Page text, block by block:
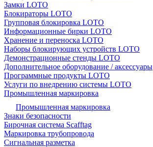
Замки LOTO
Блокираторы LOTO
Групповая блокировка LOTO
Информационные бирки LOTO
Хранение и переноска LOTO
Наборы блокирующих устройств LOTO
Демонстрационные стенды LOTO
Дополнительное оборудование / аксессуары
Программные продукты LOTO
Услуги по внедрению системы LOTO
Промышленная маркировка
Промышленная маркировка
Знаки безопасности
Бирочная система Scafftag
Маркировка трубопровода
Сигнальная разметка